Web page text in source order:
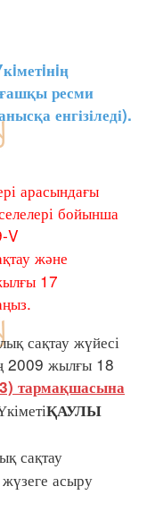
ресми
енгізіледі).
арасындағы
бойынша
V
және
17
сақтау жүйесі
2009 жылғы 18
3) тармақшасына
ҚАУЛЫ
сақтау
асыру